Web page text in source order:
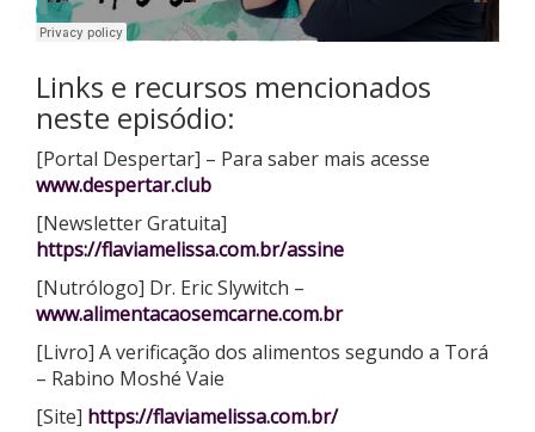
Links e recursos mencionados
neste episódio:
[Portal Despertar] – Para saber mais acesse
www.despertar.club
[Newsletter Gratuita]
https://flaviamelissa.com.br/assine
[Nutrólogo] Dr. Eric Slywitch –
www.alimentacaosemcarne.com.br
[Livro] A verificação dos alimentos segundo a Torá
– Rabino Moshé Vaie
[Site] https://flaviamelissa.com.br/